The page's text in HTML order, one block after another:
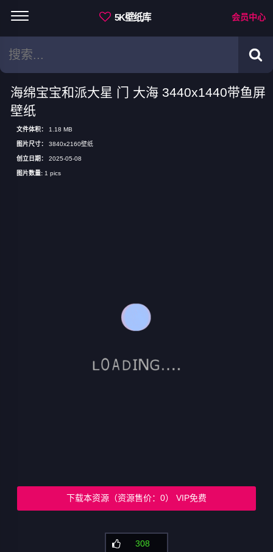
5K壁纸库 会员中心
海绵宝宝和派大星 门 大海 3440x1440带鱼屏
壁纸
文件体积： 1.18 MB
图片尺寸： 3840x2160壁纸
创立日期： 2025-05-08
图片数量:1 pics
下载本资源（资源售价：0） VIP免费
308